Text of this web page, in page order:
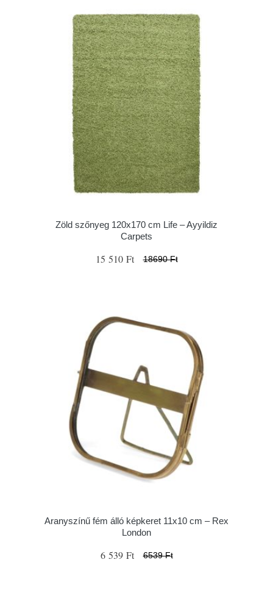
Zöld szőnyeg 120x170 cm Life – Ayyildiz
Carpets
15 510 Ft 18690 Ft
Aranyszínű fém álló képkeret 11x10 cm – Rex
London
6 539 Ft 6539 Ft